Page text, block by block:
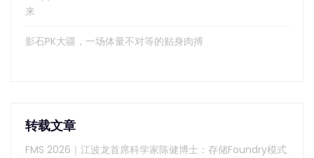
来
影石PK大疆，一场体量不对等的贴身肉搏
转载文章
FMS 2026｜江波龙首席科学家陈健博士：存储Foundry模式